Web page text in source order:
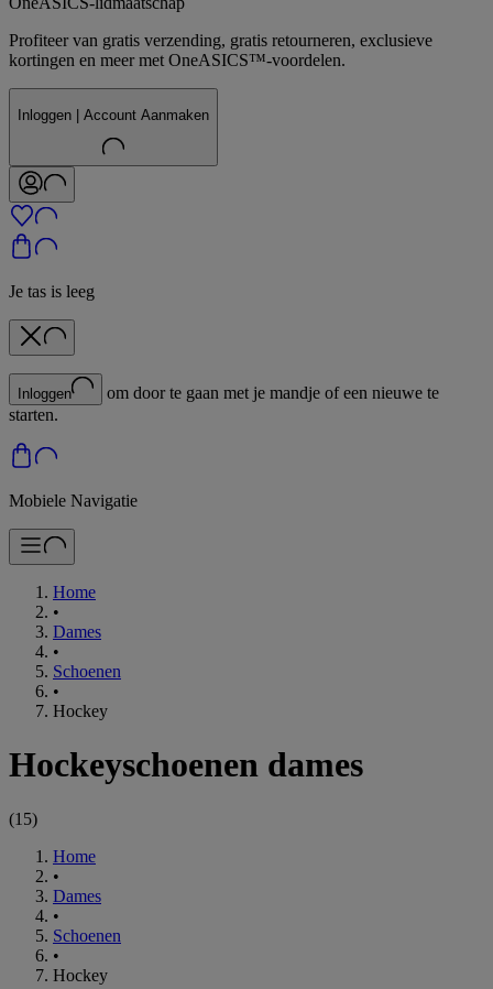
Profiteer van gratis verzending, gratis retourneren, exclusieve
kortingen en meer met OneASICS™-voordelen.
Inloggen | Account Aanmaken
Je tas is leeg
Inloggen
om door te gaan met je mandje of een nieuwe te
starten.
Mobiele Navigatie
Home
•
Dames
•
Schoenen
•
Hockey
Hockeyschoenen dames
(15)
Home
•
Dames
•
Schoenen
•
Hockey